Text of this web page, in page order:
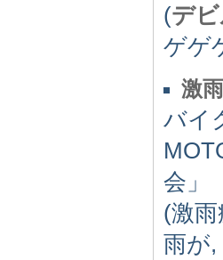
(デ
ゲゲ
激
バイ
会」
(激
雨が,